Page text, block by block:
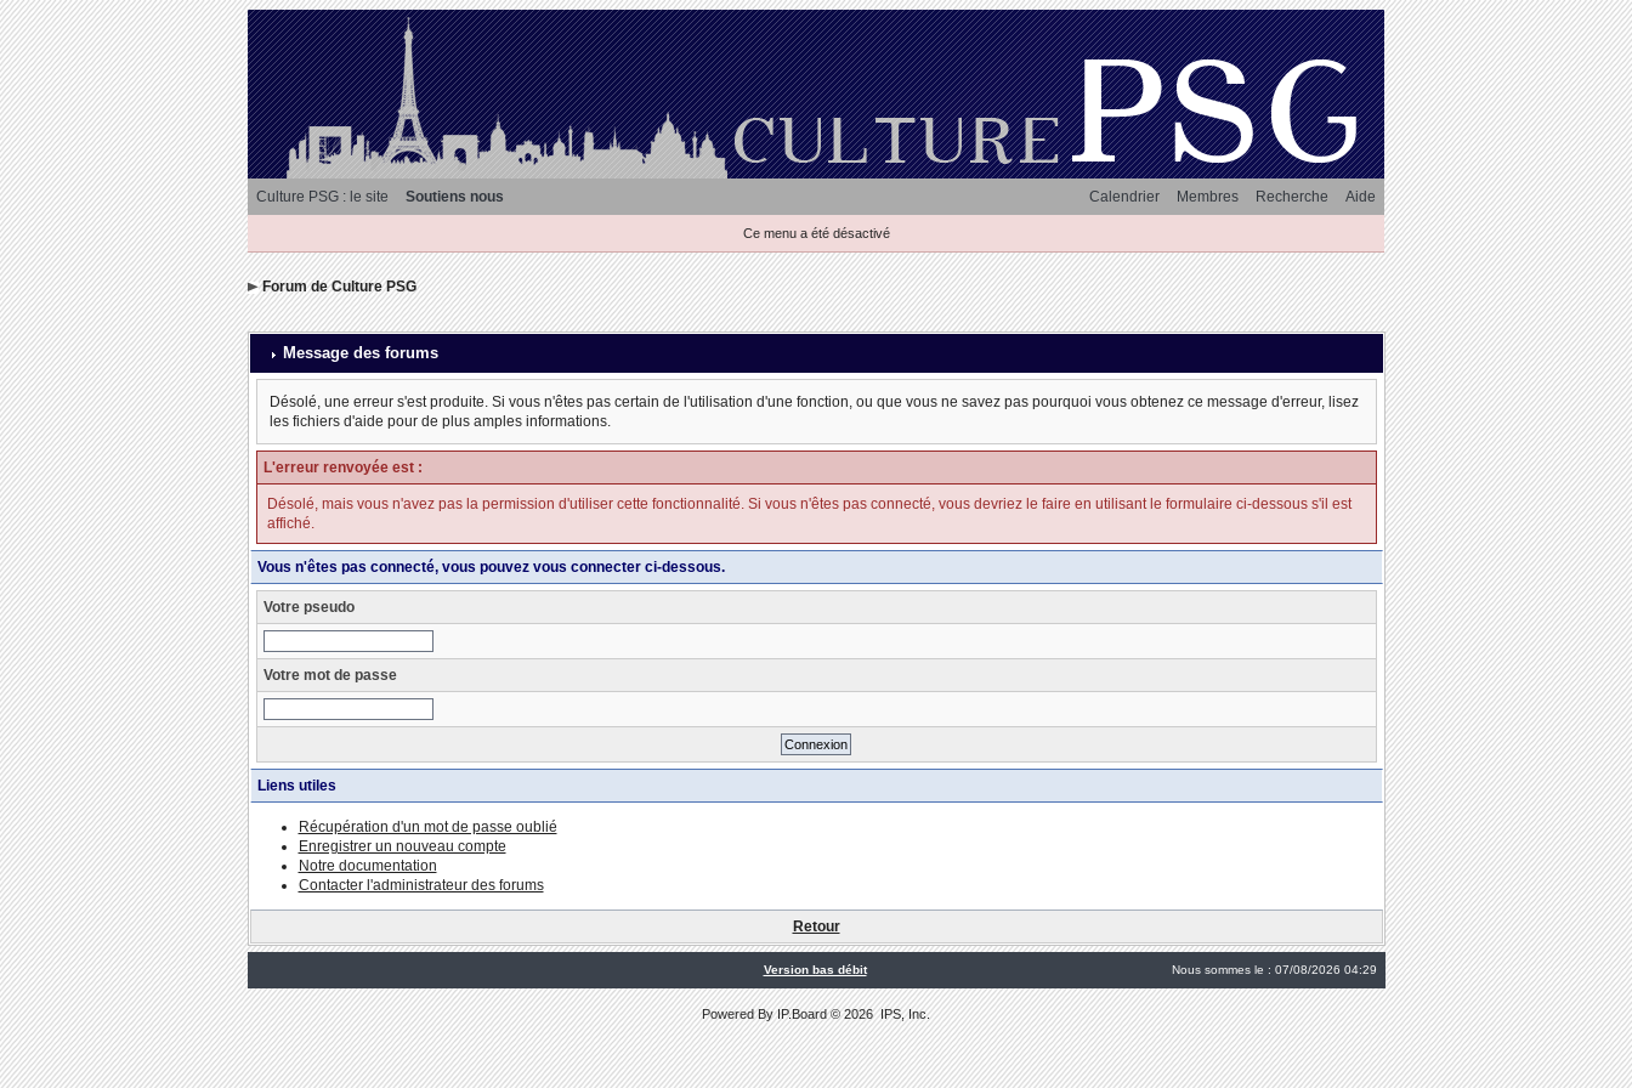
Culture PSG : le site Soutiens nous Aide
Recherche
Membres
Calendrier
Ce menu a été désactivé
Forum de Culture PSG
Message des forums
Désolé, une erreur s'est produite. Si vous n'êtes pas certain de l'utilisation d'une fonction, ou que vous ne savez pas pourquoi vous obtenez ce message d'erreur, lisez
les fichiers d'aide pour de plus amples informations.
L'erreur renvoyée est :
Désolé, mais vous n'avez pas la permission d'utiliser cette fonctionnalité. Si vous n'êtes pas connecté, vous devriez le faire en utilisant le formulaire ci-dessous s'il est
affiché.
Vous n'êtes pas connecté, vous pouvez vous connecter ci-dessous.
Votre pseudo
Votre mot de passe
Liens utiles
Récupération d'un mot de passe oublié
Enregistrer un nouveau compte
Notre documentation
Contacter l'administrateur des forums
Retour
Version bas débit Nous sommes le : 07/08/2026 04:29
Powered ByIP.Board© 2026IPS, Inc.